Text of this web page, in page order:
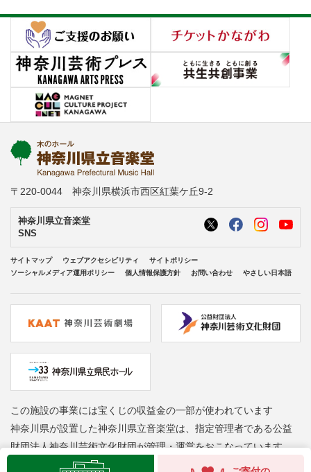
〒220-0044 神奈川県横浜市西区紅葉ケ丘9-2
神奈川県立音楽堂
SNS
サイトマップ ウェブアクセシビリティ
サイトポリシー
ソーシャルメディア運用ポリシー
個人情報保護方針 お問い合わせ やさしい日本語
この施設の事業には宝くじの収益金の一部が使われています
神奈川県が設置した神奈川県立音楽堂は、指定管理者である公益
財団法人神奈川芸術文化財団が管理・運営をおこなっています